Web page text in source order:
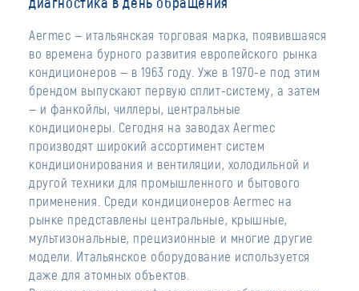
Aermec — итальянская торговая марка, появившаяся
во времена бурного развития европейского рынка
кондиционеров — в 1963 году. Уже в 1970-е под этим
брендом выпускают первую сплит-систему, а затем
— и фанкойлы, чиллеры, центральные
кондиционеры. Сегодня на заводах Aermec
производят широкий ассортимент систем
кондиционирования и вентиляции, холодильной и
другой техники для промышленного и бытового
применения. Среди кондиционеров Aermec на
рынке представлены центральные, крышные,
мультизональные, прецизионные и многие другие
модели. Итальянское оборудование используется
даже для атомных объектов.